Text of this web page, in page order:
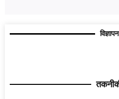
विज्ञापन